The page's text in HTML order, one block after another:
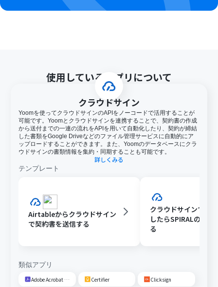
使用しているアプリについて
クラウドサイン
Yoomを使ってクラウドサインのAPIをノーコードで活用することが
可能です。Yoomとクラウドサインを連携することで、契約書の作成
から送付までの一連の流れをAPIを用いて自動化したり、契約が締結
した書類をGoogle Driveなどのファイル管理サービスに自動的にア
ップロードすることができます。また、Yoomのデータベースにクラ
ウドサインの書類情報を集約・同期することも可能です。
詳しくみる
テンプレート
Airtableからクラウドサイン
で契約書を送信する
クラウドサインで契
したらSPIRALの情報
る
類似アプリ
Adobe Acrobat Sign Certifier Clicksign